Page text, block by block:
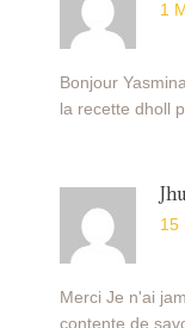
1
Bonjour
la recette dholl
15
Merci Je n'ai
contente de